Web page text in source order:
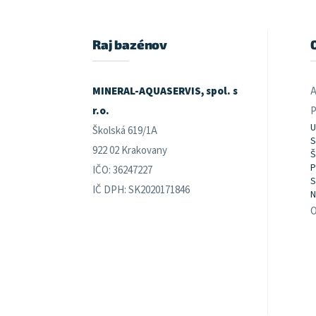
Raj bazénov
MINERAL-AQUASERVIS, spol. s
r.o.
Školská 619/1A
922 02 Krakovany
IČO: 36247227
IČ DPH: SK2020171846